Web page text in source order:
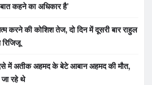
कहने का अधिकार है’
करने की कोशिश तेज, दो दिन में दूसरी बार राहुल
में अतीक अहमद के बेटे आबान अहमद की मौत,
रहे थे